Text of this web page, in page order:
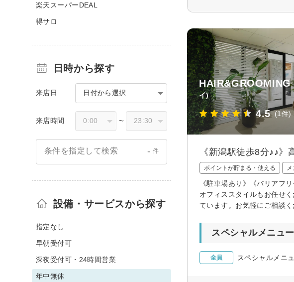
イ)
4.5 (1件)
《新潟駅徒歩8分♪♪
ポイントが貯まる・使える
《駐車場あり》《バリアフ
オフィススタイルもお任せ
ています。お気軽にご相談く
スペシャルメニュー
全員 スペシャルメニ
楽天スーパーDEAL
得サロ
日時から探す
来店日 日付から選択
来店時間 〜
条件を指定して検索 - 件
設備・サービスから探す
指定なし
早朝受付可
深夜受付可・24時間営業
年中無休